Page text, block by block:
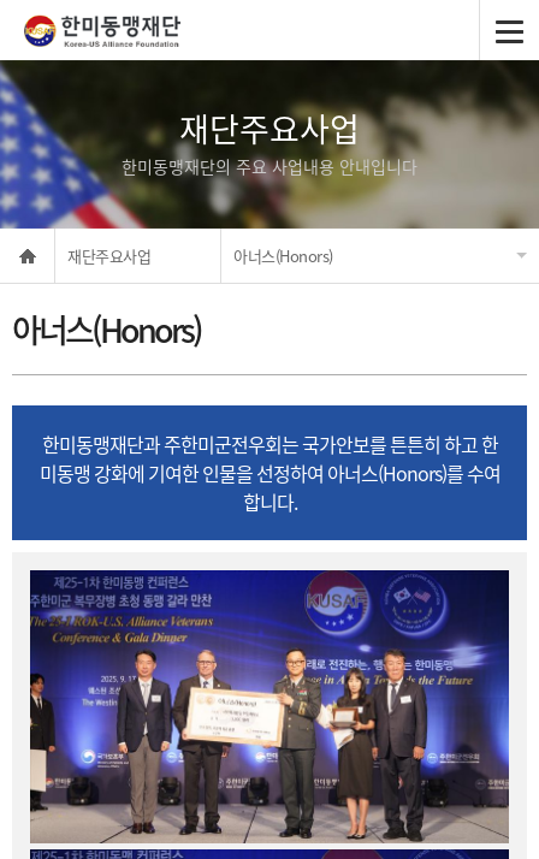
재단주요사업
한미동맹재단의 주요 사업내용 안내입니다
재단주요사업 아너스(Honors)
아너스(Honors)
한미동맹재단과 주한미군전우회는 국가안보를 튼튼히 하고 한
미동맹 강화에 기여한 인물을 선정하여 아너스(Honors)를 수여
합니다.